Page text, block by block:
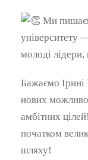
Ми
університету —
молоді лідери,
Бажаємо Ірині
нових
амбітних
початком
шляху!